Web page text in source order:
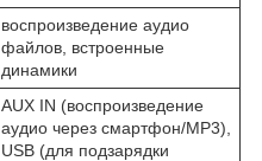
воспроизведение аудио
файлов, встроенные
динамики
AUX IN (воспроизведение
аудио через смартфон/MP3),
USB (для подзарядки